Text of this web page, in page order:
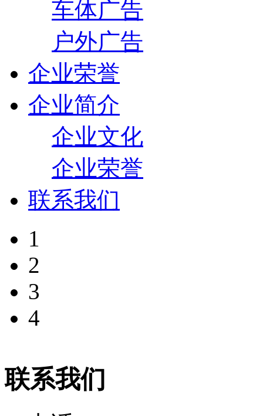
车体广告
户外广告
企业荣誉
企业简介
企业文化
企业荣誉
联系我们
1
2
3
4
联系我们